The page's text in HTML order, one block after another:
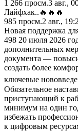
1 266 просм.3 авг.,
Лайфхак..🔥🔥🔥
985 просм.2 авг.,
Новая поддержка
498 20 июля 2026
дополнительных
документа —
создать более
ключевые
Обязательное
приступающий к
минимум на один
избежать
к цифровым